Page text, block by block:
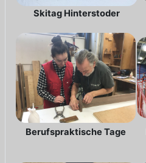
Skitag Hinterstoder
Berufspraktische Tage